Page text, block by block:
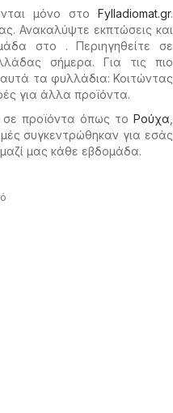
μόνο στο Fylladiomat.gr.
Ανακαλύψτε εκπτώσεις και
στο . Περιηγηθείτε σε
σήμερα. Για τις πιο
τα φυλλάδια: Κοιτώντας
για άλλα προϊόντα.
σε προϊόντα όπως το Ρούχα
συγκεντρώθηκαν για εσάς
μας κάθε εβδομάδα.